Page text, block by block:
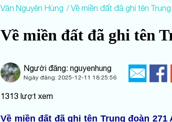
Văn Nguyên Hùng Về miền đất đã ghi tên
Về miền đất đã ghi tên
Người đăng: nguyenhung
Ngày đăng: 2025-12-11 18:25:56
1313 lượt xem
Về miền đất đã ghi tên Trung đoàn